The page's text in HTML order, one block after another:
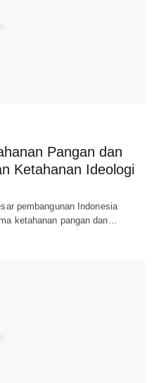
Pangan dan
Ketahanan Ideologi
pembangunan Indonesia
ketahanan pangan dan…